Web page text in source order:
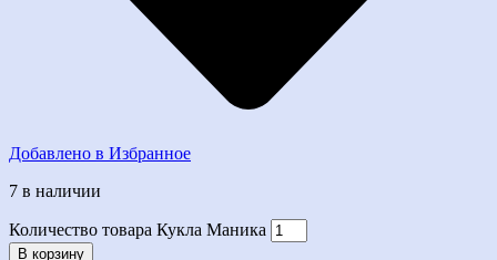
Добавлено в Избранное
7 в наличии
Количество товара Кукла Маника
В корзину